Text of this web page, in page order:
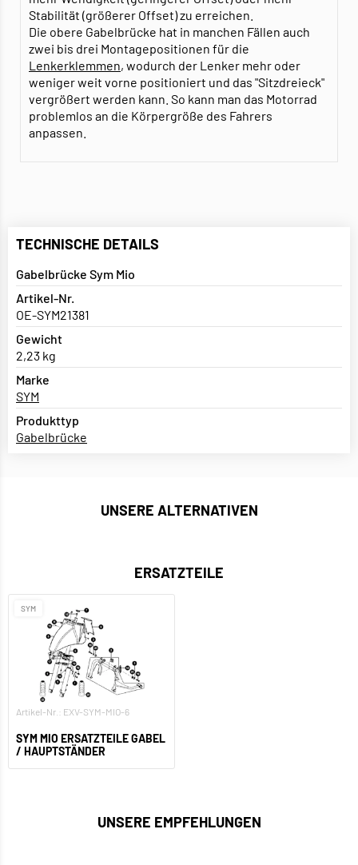
Stabilität (größerer Offset) zu erreichen.
Die obere Gabelbrücke hat in manchen Fällen auch
zwei bis drei Montagepositionen für die
Lenkerklemmen, wodurch der Lenker mehr oder
weniger weit vorne positioniert und das "Sitzdreieck"
vergrößert werden kann. So kann man das Motorrad
problemlos an die Körpergröße des Fahrers
anpassen.
TECHNISCHE DETAILS
Gabelbrücke Sym Mio
Artikel-Nr.
OE-SYM21381
Gewicht
2,23 kg
Marke
SYM
Produkttyp
Gabelbrücke
UNSERE ALTERNATIVEN
ERSATZTEILE
SYM
Artikel-Nr.: EXV-SYM-MIO-6
SYM MIO ERSATZTEILE GABEL
/ HAUPTSTÄNDER
UNSERE EMPFEHLUNGEN